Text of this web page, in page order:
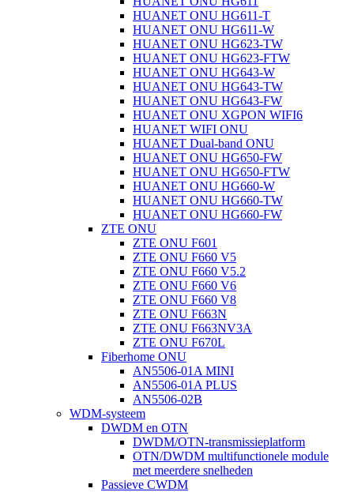
HUANET ONU HG611-T
HUANET ONU HG611-W
HUANET ONU HG623-TW
HUANET ONU HG623-FTW
HUANET ONU HG643-W
HUANET ONU HG643-TW
HUANET ONU HG643-FW
HUANET ONU XGPON WIFI6
HUANET WIFI ONU
HUANET Dual-band ONU
HUANET ONU HG650-FW
HUANET ONU HG650-FTW
HUANET ONU HG660-W
HUANET ONU HG660-TW
HUANET ONU HG660-FW
ZTE ONU
ZTE ONU F601
ZTE ONU F660 V5
ZTE ONU F660 V5.2
ZTE ONU F660 V6
ZTE ONU F660 V8
ZTE ONU F663N
ZTE ONU F663NV3A
ZTE ONU F670L
Fiberhome ONU
AN5506-01A MINI
AN5506-01A PLUS
AN5506-02B
WDM-systeem
DWDM en OTN
DWDM/OTN-transmissieplatform
OTN/DWDM multifunctionele module
met meerdere snelheden
Passieve CWDM